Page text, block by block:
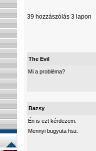
39 hozzászólás 3 lapon
The Evil
Mi a probléma?
Bazsy
Én is ezt kérdezem.
Mennyi bugyuta hsz.